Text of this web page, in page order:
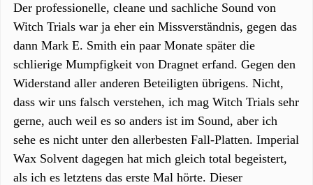
Der professionelle, cleane und sachliche Sound von
Witch Trials war ja eher ein Missverständnis, gegen das
dann Mark E. Smith ein paar Monate später die
schlierige Mumpfigkeit von Dragnet erfand. Gegen den
Widerstand aller anderen Beteiligten übrigens. Nicht,
dass wir uns falsch verstehen, ich mag Witch Trials sehr
gerne, auch weil es so anders ist im Sound, aber ich
sehe es nicht unter den allerbesten Fall-Platten. Imperial
Wax Solvent dagegen hat mich gleich total begeistert,
als ich es letztens das erste Mal hörte. Dieser